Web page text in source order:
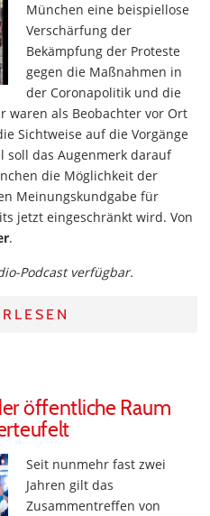
München eine beispiellose
Verschärfung der
Bekämpfung der Proteste
gegen die Maßnahmen in
der Coronapolitik und die
als Beobachter vor Ort
Sichtweise auf die Vorgänge
soll das Augenmerk darauf
die Möglichkeit der
Meinungskundgabe für
jetzt eingeschränkt wird. Von
.
Podcast verfügbar.
öffentliche Raum
Seit nunmehr fast zwei
Jahren gilt das
Zusammentreffen von